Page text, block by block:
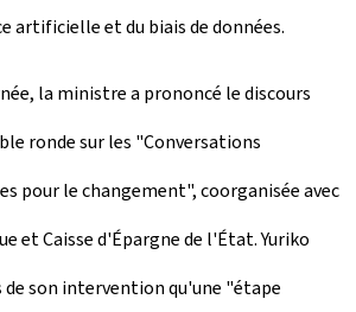
artificielle et du biais de données.
la ministre a prononcé le discours
ronde sur les "Conversations
pour le changement", coorganisée avec
et Caisse d'Épargne de l'État. Yuriko
de son intervention qu'une "étape